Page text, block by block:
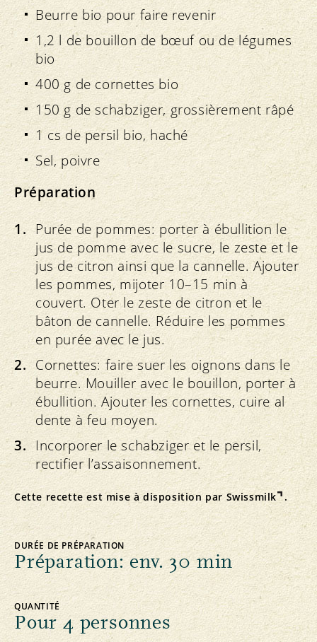
Beurre bio pour faire revenir
1,2 l de bouillon de bœuf ou de légumes
bio
400 g de cornettes bio
150 g de schabziger, grossièrement râpé
1 cs de persil bio, haché
Sel, poivre
Préparation
Purée de pommes: porter à ébullition le
jus de pomme avec le sucre, le zeste et le
jus de citron ainsi que la cannelle. Ajouter
les pommes, mijoter 10–15 min à
couvert. Oter le zeste de citron et le
bâton de cannelle. Réduire les pommes
en purée avec le jus.
Cornettes: faire suer les oignons dans le
beurre. Mouiller avec le bouillon, porter à
ébullition. Ajouter les cornettes, cuire al
dente à feu moyen.
Incorporer le schabziger et le persil,
rectifier l’assaisonnement.
Cette recette est mise à disposition par Swissmilk .
DURÉE DE PRÉPARATION
Préparation: env. 30 min
QUANTITÉ
Pour 4 personnes